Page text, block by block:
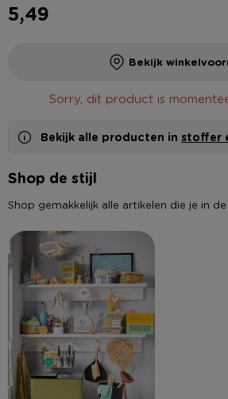
5,49
Bekijk
Sorry, dit product is
Bekijk alle producten in stoffer
Shop de stijl
Shop gemakkelijk alle artikelen die je in